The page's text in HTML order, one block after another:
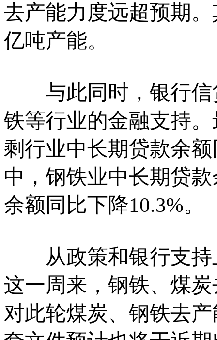
去产能力度远超预期
亿吨产能。
与此同时，银行信
铁等行业的金融支持
剩行业中长期贷款余
中，钢铁业中长期贷
余额同比下降10.3%。
从政策和银行支持
这一周来，钢铁、煤
对此轮煤炭、钢铁去